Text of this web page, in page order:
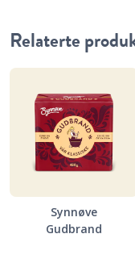
Relaterte
Synnøve
Gudbrand